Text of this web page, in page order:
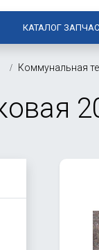
КАТАЛОГ
Коммунальная